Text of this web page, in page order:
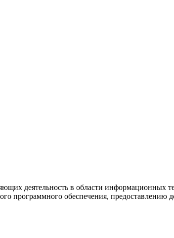
деятельность в области информационных
программного обеспечения, предоставлению